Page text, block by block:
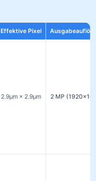
Effektive Pixel
2.9µm × 2.9µm 2 MP